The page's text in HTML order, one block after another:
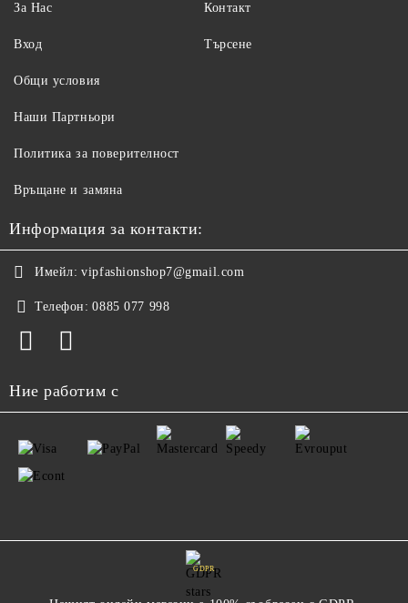
За Нас
Вход
Контакт
Търсене
Общи условия
Наши Партньори
Политика за поверителност
Връщане и замяна
Информация за контакти:
Имейл: vipfashionshop7@gmail.com
Телефон: 0885 077 998
Ние работим с
GDPR